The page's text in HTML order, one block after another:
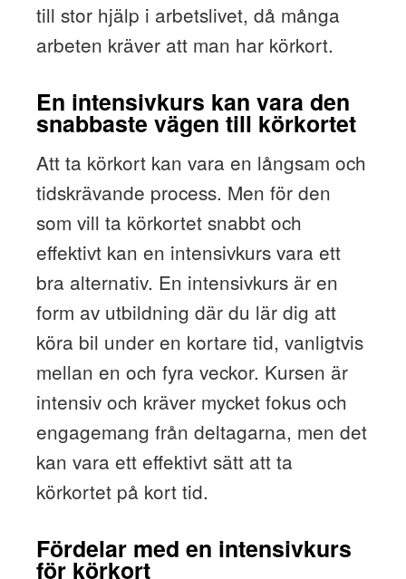
till stor hjälp i arbetslivet, då många
arbeten kräver att man har körkort.
En intensivkurs kan vara den
snabbaste vägen till körkortet
Att ta körkort kan vara en långsam och
tidskrävande process. Men för den
som vill ta körkortet snabbt och
effektivt kan en intensivkurs vara ett
bra alternativ. En intensivkurs är en
form av utbildning där du lär dig att
köra bil under en kortare tid, vanligtvis
mellan en och fyra veckor. Kursen är
intensiv och kräver mycket fokus och
engagemang från deltagarna, men det
kan vara ett effektivt sätt att ta
körkortet på kort tid.
Fördelar med en intensivkurs
för körkort